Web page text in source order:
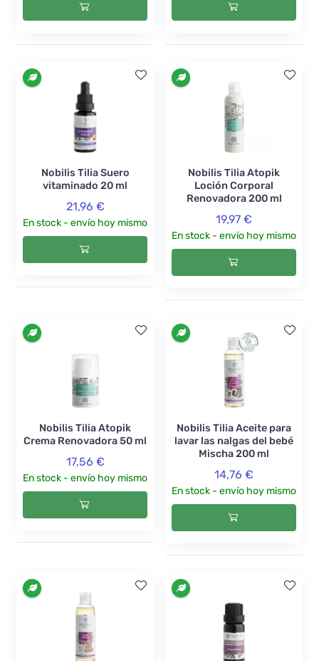
Nobilis Tilia Suero
vitaminado 20 ml
21,96 €
En stock - envío hoy mismo
Nobilis Tilia Atopik
Loción Corporal
Renovadora 200 ml
19,97 €
En stock - envío hoy mismo
Nobilis Tilia Atopik
Crema Renovadora 50 ml
17,56 €
En stock - envío hoy mismo
Nobilis Tilia Aceite para
lavar las nalgas del bebé
Mischa 200 ml
14,76 €
En stock - envío hoy mismo